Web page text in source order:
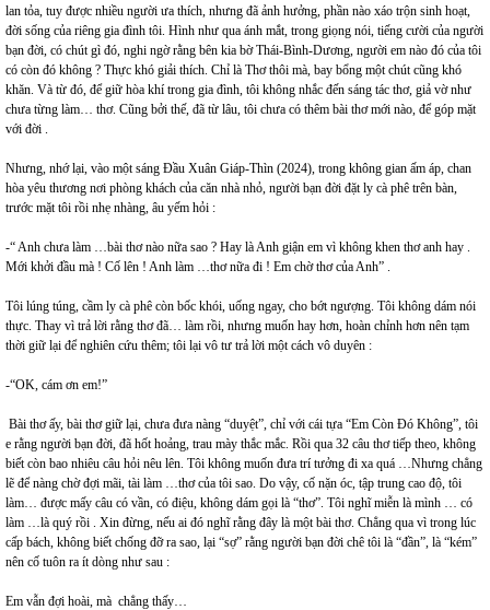
lan tỏa, tuy được nhiều người ưa thích, nhưng đã ảnh hưởng, phần nào xáo trộn sinh hoạt,
đời sống của riêng gia đình tôi. Hình như qua ánh mắt, trong giọng nói, tiếng cười của người
bạn đời, có chút gì đó, nghi ngờ rằng bên kia bờ Thái-Bình-Dương, người em nào đó của tôi
có còn đó không ? Thực khó giải thích. Chỉ là Thơ thôi mà, bay bổng một chút cũng khó
khăn. Và từ đó, để giữ hòa khí trong gia đình, tôi không nhắc đến sáng tác thơ, giả vờ như
chưa từng làm… thơ. Cũng bởi thế, đã từ lâu, tôi chưa có thêm bài thơ mới nào, để góp mặt
với đời .
Nhưng, nhớ lại, vào một sáng Đầu Xuân Giáp-Thìn (2024), trong không gian ấm áp, chan
hòa yêu thương nơi phòng khách của căn nhà nhỏ, người bạn đời đặt ly cà phê trên bàn,
trước mặt tôi rồi nhẹ nhàng, âu yếm hỏi :
-“ Anh chưa làm …bài thơ nào nữa sao ? Hay là Anh giận em vì không khen thơ anh hay .
Mới khởi đầu mà ! Cố lên ! Anh làm …thơ nữa đi ! Em chờ thơ của Anh” .
Tôi lúng túng, cầm ly cà phê còn bốc khói, uống ngay, cho bớt ngượng. Tôi không dám nói
thực. Thay vì trả lời rằng thơ đã… làm rồi, nhưng muốn hay hơn, hoàn chỉnh hơn nên tạm
thời giữ lại để nghiên cứu thêm; tôi lại vô tư trả lời một cách vô duyên :
-“OK, cám ơn em!”
Bài thơ ấy, bài thơ giữ lại, chưa đưa nàng “duyệt”, chỉ với cái tựa “Em Còn Đó Không”, tôi
e rằng người bạn đời, đã hốt hoảng, trau mày thắc mắc. Rồi qua 32 câu thơ tiếp theo, không
biết còn bao nhiêu câu hỏi nêu lên. Tôi không muốn đưa trí tưởng đi xa quá …Nhưng chẳng
lẽ để nàng chờ đợi mãi, tài làm …thơ của tôi sao. Do vậy, cố nặn óc, tập trung cao độ, tôi
làm… được mấy câu có vần, có điệu, không dám gọi là “thơ”. Tôi nghĩ miễn là mình … có
làm …là quý rồi . Xin đừng, nếu ai đó nghĩ rằng đây là một bài thơ. Chẳng qua vì trong lúc
cấp bách, không biết chống đỡ ra sao, lại “sợ” rằng người bạn đời chê tôi là “đần”, là “kém”
nên cố tuôn ra ít dòng như sau :
Em vẫn đợi hoài, mà chẳng thấy…